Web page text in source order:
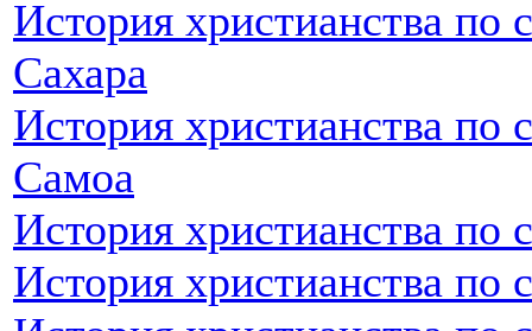
История христианства по
Сахара
История христианства по
Самоа
История христианства по
История христианства по